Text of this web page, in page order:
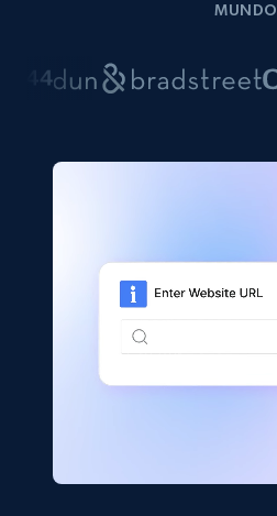
MUNDO